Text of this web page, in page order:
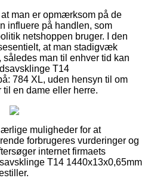
man er opmærksom på de
influere på handlen, som
netshoppen bruger. I den
at man stadigvæk
man til enhver tid kan
T14
784 XL, uden hensyn til om
en dame eller herre.
muligheder for at
forbrugeres vurderinger og
internet firmaets
T14 1440x13x0,65mm